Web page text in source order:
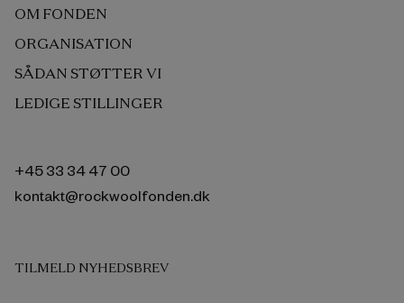
OM FONDEN
ORGANISATION
SÅDAN STØTTER VI
LEDIGE STILLINGER
+45 33 34 47 00
kontakt@rockwoolfonden.dk
TILMELD NYHEDSBREV